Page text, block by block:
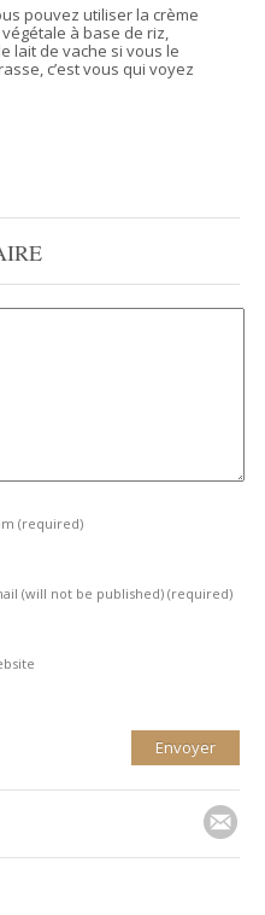
pouvez utiliser la crème
à base de riz,
lait de vache si vous le
c’est vous qui voyez
(required)
(will not be published)(required)